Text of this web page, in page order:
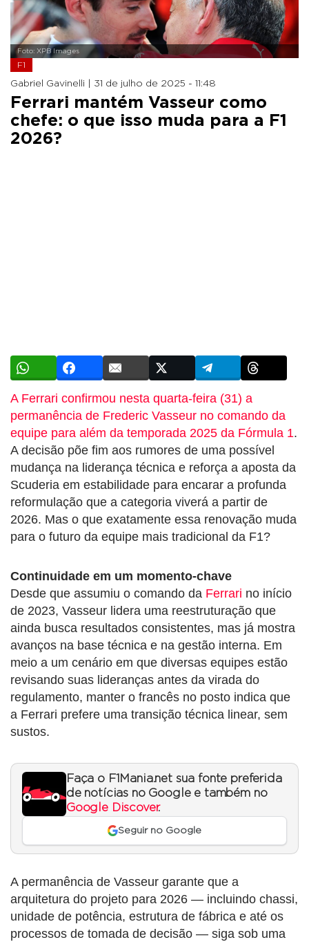
Foto: XPB Images
F1
Gabriel Gavinelli | 31 de julho de 2025 - 11:48
Ferrari mantém Vasseur como
chefe: o que isso muda para a F1
2026?
A Ferrari confirmou nesta quarta-feira (31) a
permanência de Frederic Vasseur no comando da
equipe para além da temporada 2025 da Fórmula 1.
A decisão põe fim aos rumores de uma possível
mudança na liderança técnica e reforça a aposta da
Scuderia em estabilidade para encarar a profunda
reformulação que a categoria viverá a partir de
2026. Mas o que exatamente essa renovação muda
para o futuro da equipe mais tradicional da F1?
Continuidade em um momento-chave
Desde que assumiu o comando da Ferrari no início
de 2023, Vasseur lidera uma reestruturação que
ainda busca resultados consistentes, mas já mostra
avanços na base técnica e na gestão interna. Em
meio a um cenário em que diversas equipes estão
revisando suas lideranças antes da virada do
regulamento, manter o francês no posto indica que
a Ferrari prefere uma transição técnica linear, sem
sustos.
Faça o F1Mania.net sua fonte preferida
de notícias no Google e também no
Google Discover.
Seguir no Google
A permanência de Vasseur garante que a
arquitetura do projeto para 2026 — incluindo chassi,
unidade de potência, estrutura de fábrica e até os
processos de tomada de decisão — siga sob uma